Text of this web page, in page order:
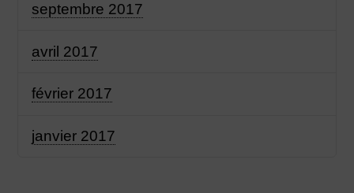
septembre 2017
avril 2017
février 2017
janvier 2017